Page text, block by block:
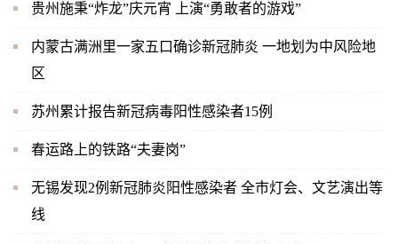
贵州施秉“炸龙”庆元宵 上演“勇敢者的游戏”
内蒙古满洲里一家五口确诊新冠肺炎 一地划为中风险地
区
苏州累计报告新冠病毒阳性感染者15例
春运路上的铁路“夫妻岗”
无锡发现2例新冠肺炎阳性感染者 全市灯会、文艺演出等
线